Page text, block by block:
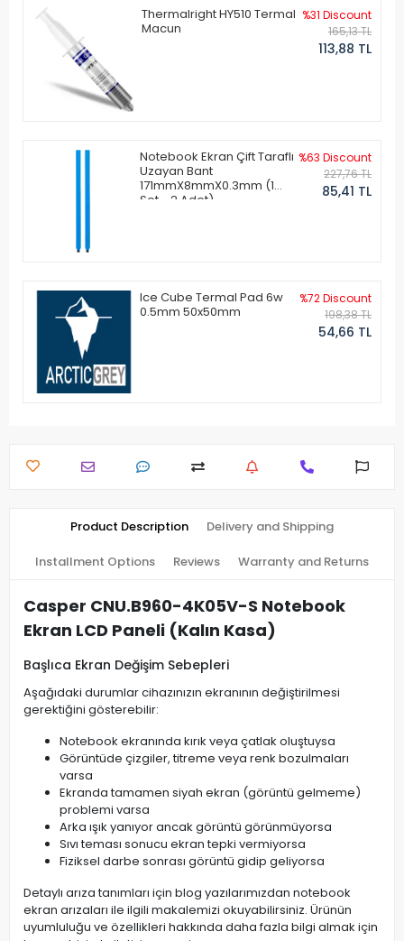
Thermalright HY510 Termal
Macun
%31 Discount
165,13 TL
113,88 TL
Notebook Ekran Çift Taraflı
Uzayan Bant
171mmX8mmX0.3mm (1
Set - 2 Adet)
%63 Discount
227,76 TL
85,41 TL
Ice Cube Termal Pad 6w
0.5mm 50x50mm
%72 Discount
198,38 TL
54,66 TL
Product Description Delivery and Shipping
Installment Options Reviews Warranty and Returns
Casper CNU.B960-4K05V-S Notebook
Ekran LCD Paneli (Kalın Kasa)
Başlıca Ekran Değişim Sebepleri
Aşağıdaki durumlar cihazınızın ekranının değiştirilmesi
gerektiğini gösterebilir:
Notebook ekranında kırık veya çatlak oluştuysa
Görüntüde çizgiler, titreme veya renk bozulmaları
varsa
Ekranda tamamen siyah ekran (görüntü gelmeme)
problemi varsa
Arka ışık yanıyor ancak görüntü görünmüyorsa
Sıvı teması sonucu ekran tepki vermiyorsa
Fiziksel darbe sonrası görüntü gidip geliyorsa
Detaylı arıza tanımları için blog yazılarımızdan notebook
ekran arızaları ile ilgili makalemizi okuyabilirsiniz. Ürünün
uyumluluğu ve özellikleri hakkında daha fazla bilgi almak için